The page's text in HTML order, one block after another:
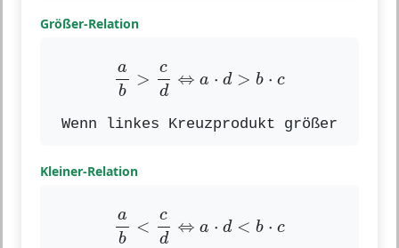
Größer-Relation
a
b
>
c
d
⇔ a ⋅ d > b ⋅ c
>c
Wenn linkes Kreuzprodukt größer
Kleiner-Relation
a
b
<
c
d
⇔ a ⋅ d < b ⋅ c
<c